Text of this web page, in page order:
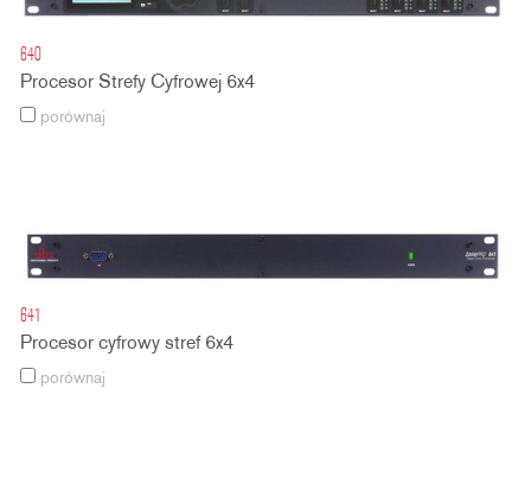
640
Procesor Strefy Cyfrowej 6x4
porównaj
641
Procesor cyfrowy stref 6x4
porównaj